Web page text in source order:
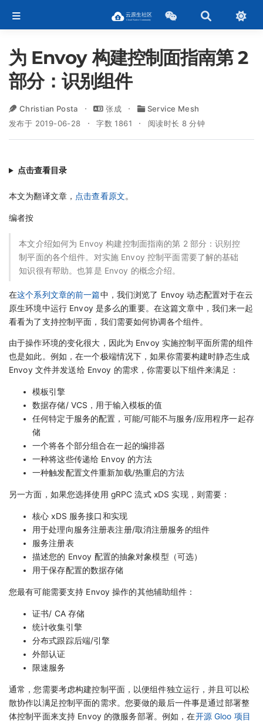
为 Envoy 构建控制面指南第 2
部分：识别组件
Christian Posta 张成
Service Mesh
发布于 2019-06-28
字数 1861 阅读时长 8 分钟
点击查看目录
本文为翻译文章， 点击查看原文。
编者按
本文介绍如何为 Envoy 构建控制面指南的第 2 部分：识别控
制平面的各个组件。对实施 Envoy 控制平面需要了解的基础
知识很有帮助。也算是 Envoy 的概念介绍。
在这个系列文章的前一篇中，我们浏览了 Envoy 动态配置对于在云
原生环境中运行 Envoy 是多么的重要。在这篇文章中，我们来一起
看看为了支持控制平面，我们需要如何协调各个组件。
由于操作环境的变化很大，因此为 Envoy 实施控制平面所需的组件
也是如此。例如，在一个极端情况下，如果你需要构建时静态生成
Envoy 文件并发送给 Envoy 的需求，你需要以下组件来满足：
模板引擎
数据存储/ VCS，用于输入模板的值
任何特定于服务的配置，可能/可能不与服务/应用程序一起存
储
一个将各个部分组合在一起的编排器
一种将这些传递给 Envoy 的方法
一种触发配置文件重新加载/热重启的方法
另一方面，如果您选择使用 gRPC 流式 xDS 实现，则需要：
核心 xDS 服务接口和实现
用于处理向服务注册表注册/取消注册服务的组件
服务注册表
描述您的 Envoy 配置的抽象对象模型（可选）
用于保存配置的数据存储
您最有可能需要支持 Envoy 操作的其他辅助组件：
证书/ CA 存储
统计收集引擎
分布式跟踪后端/引擎
外部认证
限速服务
通常，您需要考虑构建控制平面，以便组件独立运行，并且可以松
散协作以满足控制平面的需求。您要做的最后一件事是通过部署整
体控制平面来支持 Envoy 的微服务部署。例如，在开源 Gloo 项目